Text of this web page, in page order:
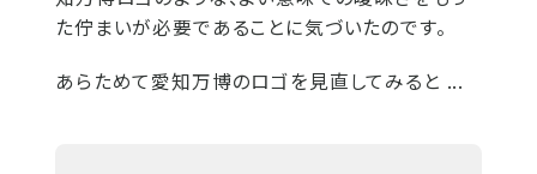
た佇まいが必要であることに気づいたのです。
あらためて愛知万博のロゴを見直してみると ...